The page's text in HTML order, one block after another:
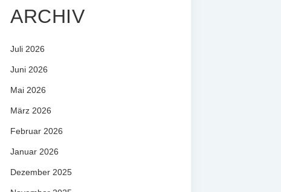
ARCHIV
Juli 2026
Juni 2026
Mai 2026
März 2026
Februar 2026
Januar 2026
Dezember 2025